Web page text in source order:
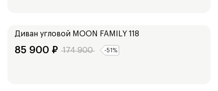
Диван угловой MOON FAMILY 118
85 900 ₽ 174 900 -51 %